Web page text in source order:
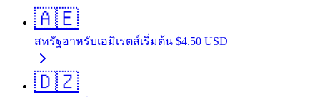
🇦🇪
สหรัฐอาหรับเอมิเรตส์เริ่มต้น $4.50 USD
🇩🇿